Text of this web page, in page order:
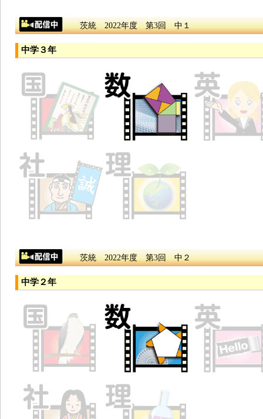
茨統 2022年度 第3回 中１
中学３年
茨統 2022年度 第3回 中２
中学２年